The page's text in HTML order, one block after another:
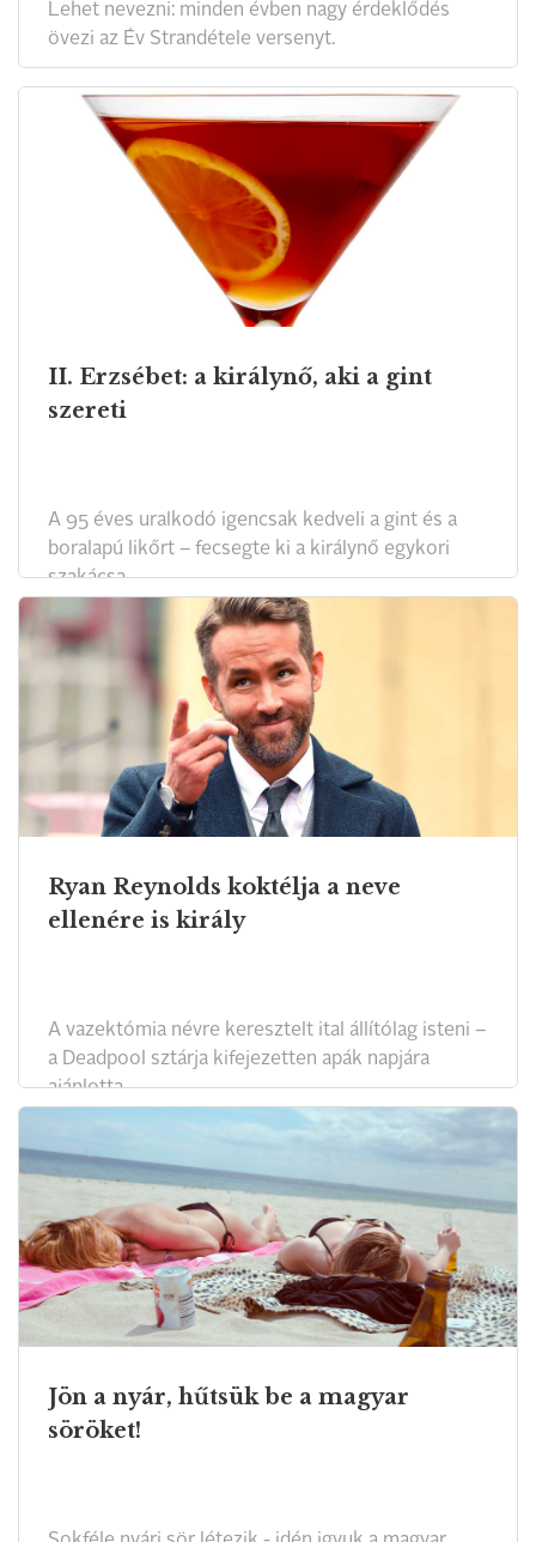
Lehet nevezni: minden évben nagy érdeklődés
övezi az Év Strandétele versenyt.
II. Erzsébet: a királynő, aki a gint
szereti
A 95 éves uralkodó igencsak kedveli a gint és a
boralapú likőrt – fecsegte ki a királynő egykori
szakácsa.
Ryan Reynolds koktélja a neve
ellenére is király
A vazektómia névre keresztelt ital állítólag isteni –
a Deadpool sztárja kifejezetten apák napjára
ajánlotta.
Jön a nyár, hűtsük be a magyar
söröket!